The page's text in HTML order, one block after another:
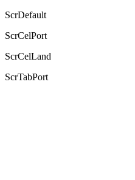
ScrDefault
ScrCelPort
ScrCelLand
ScrTabPort